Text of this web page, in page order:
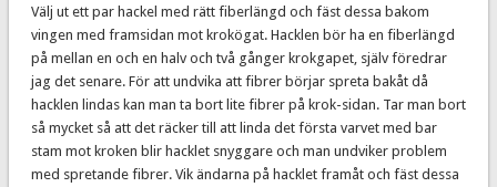
Välj ut ett par hackel med rätt fiberlängd och fäst dessa bakom
vingen med framsidan mot krokögat. Hacklen bör ha en fiberlängd
på mellan en och en halv och två gånger krokgapet, själv föredrar
jag det senare. För att undvika att fibrer börjar spreta bakåt då
hacklen lindas kan man ta bort lite fibrer på krok-sidan. Tar man bort
så mycket så att det räcker till att linda det första varvet med bar
stam mot kroken blir hacklet snyggare och man undviker problem
med spretande fibrer. Vik ändarna på hacklet framåt och fäst dessa